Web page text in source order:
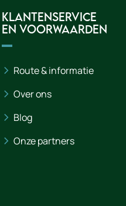
Klantenservice
en voorwaarden
Route & informatie
Over ons
Blog
Onze partners